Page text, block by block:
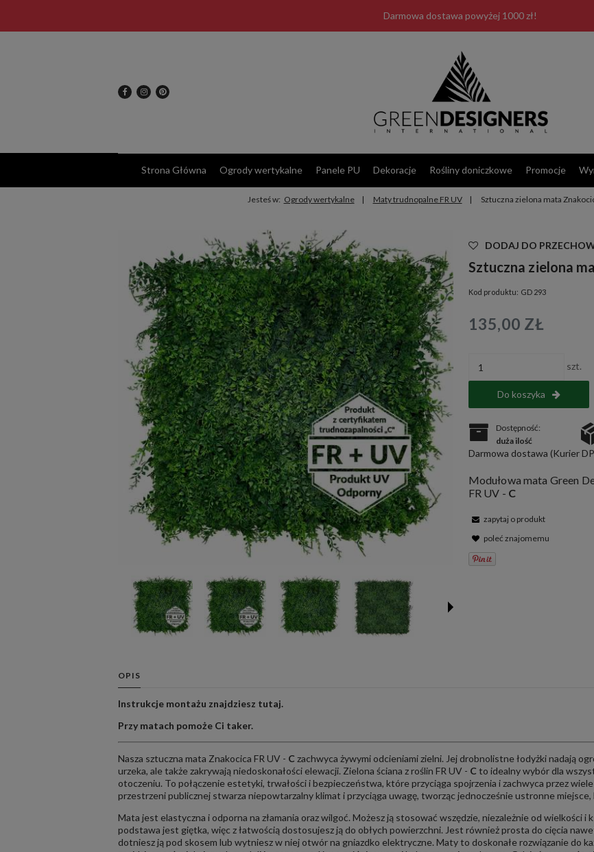
Darmowa dostawa powyżej 1000 zł!
Strona Główna Ogrody wertykalne Panele PU Dekoracje Rośliny doniczkowe Promocje
Jesteś w: Ogrody wertykalne Maty trudnopalne FR UV Sztuczna zielona mata
DODAJ DO
Sztuczna zielona
Kod produktu: GD 293
135,00 ZŁ
szt.
Do koszyka
Dostępność:
duża ilość
Darmowa dostawa (Kurier
Modułowa mata Green
FR UV - C
zapytaj o produkt
poleć znajomemu
OPIS
Instrukcje montażu znajdziesz tutaj.
Przy matach pomoże Ci taker.
Nasza sztuczna mata Znakocica FR UV - C zachwyca żywymi odcieniami zielni. Jej drobnolistne łodyżki nadają
urzeka, ale także zakrywają niedoskonałości elewacji. Zielona ściana z roślin FR UV - C to idealny wybór dla
otoczeniu. To połączenie estetyki, trwałości i bezpieczeństwa, które przyciąga spojrzenia i zachwyca przez
przestrzeni publicznej stwarza niepowtarzalny klimat i przyciąga uwagę, tworząc jednocześnie ustronne
Mata jest elastyczna i odporna na złamania oraz wilgoć. Możesz ją stosować wszędzie, niezależnie od wielkości i
podstawa jest giętka, więc z łatwością dostosujesz ją do obłych powierzchni. Jest również prosta do cięcia
dotniesz ją pod skosem lub wytniesz w niej otwór na gniazdko elektryczne. Maty to doskonałe rozwiązanie do